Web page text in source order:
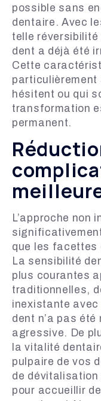
possible sans
dentaire. Avec
telle
dent a déjà été
Cette
particulièrement
hésitent ou qui
transformation
permanent.
L’approche non
que les facettes
La sensibilité
plus courantes
traditionnelles,
inexistante avec
dent n’a pas été
agressive. De
la vitalité
pulpaire de vos
de dévitalisation
pour accueillir